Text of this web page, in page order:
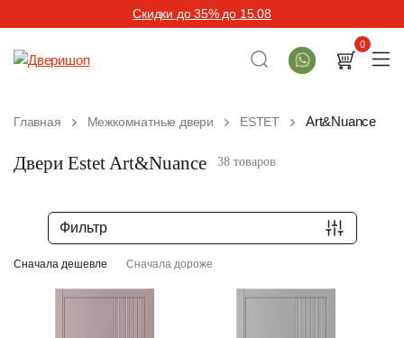
Скидки до 35% до 15.08
0
Главная Межкомнатные двери ESTET Art&Nuance
Двери Estet Art&Nuance 38 товаров
Фильтр
Сначала дешевле Сначала дороже